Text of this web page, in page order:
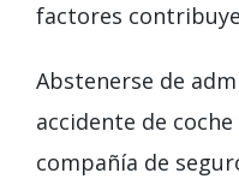
factores
Abstenerse de
accidente de
compañía de